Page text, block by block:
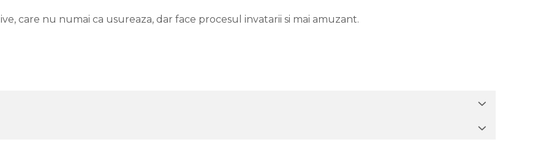
care nu numai ca usureaza, dar face procesul invatarii si mai amuzant.